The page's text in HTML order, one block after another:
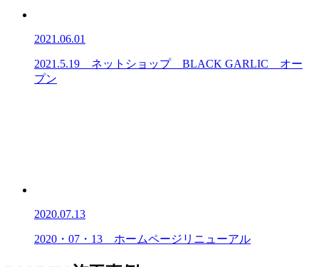
2021.06.01
2021.5.19 ネットショップ BLACK GARLIC オー
プン
2020.07.13
2020・07・13 ホームページリニューアル